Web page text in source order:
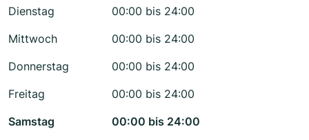
Dienstag
00:00 bis 24:00
Mittwoch
00:00 bis 24:00
Donnerstag
00:00 bis 24:00
Freitag
00:00 bis 24:00
Samstag
00:00 bis 24:00